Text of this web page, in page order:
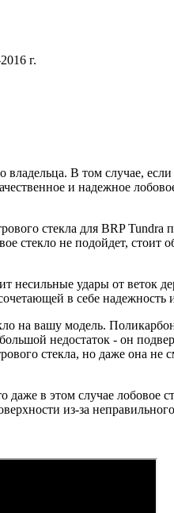
г.
В том случае,
и надежное
стекла для BRP
стекло не подойдет,
удары от веток
в себе надежность
на вашу модель.
недостаток - он
стекла, но даже она
в этом случае лобовое
из-за